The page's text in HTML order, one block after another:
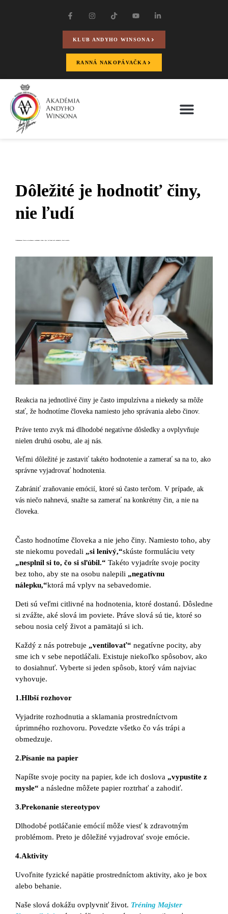
KLUB ANDYHO WINSONA
RANNÁ NAKOPÁVAČKA
Dôležité je hodnotiť činy,
nie ľudí
V každodennom živote sa stretávame s nezhodami alebo s tým, že človek robí rozhodnutia, ktoré rozrušia.
Reakcia na jednotlivé činy je často impulzívna a niekedy sa môže
stať, že hodnotíme človeka namiesto jeho správania alebo činov.
Práve tento zvyk má dlhodobé negatívne dôsledky a ovplyvňuje
nielen druhú osobu, ale aj nás.
Veľmi dôležité je zastaviť takéto hodnotenie a zamerať sa na to, ako
správne vyjadrovať hodnotenia.
Zabrániť zraňovanie emócií, ktoré sú často terčom. V prípade, ak
vás niečo nahnevá, snažte sa zamerať na konkrétny čin, a nie na
človeka.
Často hodnotíme človeka a nie jeho činy. Namiesto toho, aby
ste niekomu povedali „si lenivý,“skúste formuláciu vety
„nesplnil si to, čo si sľúbil.“ Takéto vyjadríte svoje pocity
bez toho, aby ste na osobu nalepili „negatívnu
nálepku,“ktorá má vplyv na sebavedomie.
Deti sú veľmi citlivné na hodnotenia, ktoré dostanú. Dôsledne
si zvážte, aké slová im poviete. Práve slová sú tie, ktoré so
sebou nosia celý život a pamätajú si ich.
Každý z nás potrebuje „ventilovať“ negatívne pocity, aby
sme ich v sebe nepotláčali. Existuje niekoľko spôsobov, ako
to dosiahnuť. Vyberte si jeden spôsob, ktorý vám najviac
vyhovuje.
1.Hlbší rozhovor
Vyjadrite rozhodnutia a sklamania prostredníctvom
úprimného rozhovoru. Povedzte všetko čo vás trápi a
obmedzuje.
2.Písanie na papier
Napíšte svoje pocity na papier, kde ich doslova „vypustíte z
mysle“ a následne môžete papier roztrhať a zahodiť.
3.Prekonanie stereotypov
Dlhodobé potláčanie emócií môže viesť k zdravotným
problémom. Preto je dôležité vyjadrovať svoje emócie.
4.Aktivity
Uvoľnite fyzické napätie prostredníctom aktivity, ako je box
alebo behanie.
Naše slová dokážu ovplyvniť život. Tréning Majster